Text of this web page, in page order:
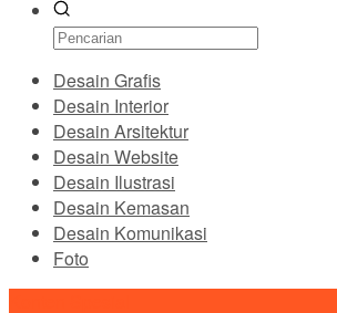
Desain Grafis
Desain Interior
Desain Arsitektur
Desain Website
Desain Ilustrasi
Desain Kemasan
Desain Komunikasi
Foto